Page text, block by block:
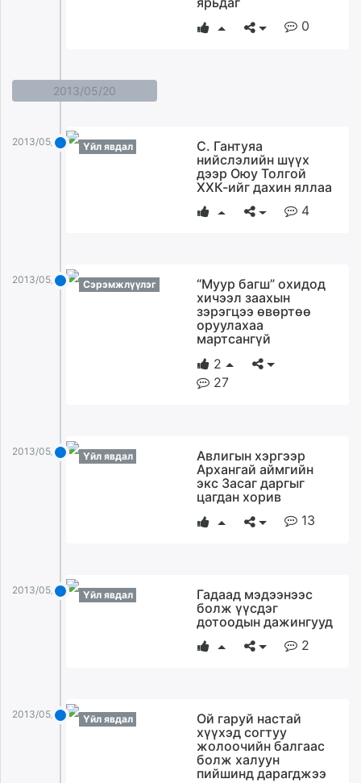
24tsag.mn
eagle.mn
ergelt.mn
urlag.mn
itoim.mn
unegui.mn
assa.mn
0
2013/05/20
2013/05/20 Үйл явдал
С. Гантуяа
нийслэлийн шүүх
дээр Оюу Толгой
ХХК-ийг дахин яллаа
4
2013/05/20 Сэрэмжлүүлэг
“Муур багш” охидод
хичээл заахын
зэрэгцээ өвөртөө
оруулахаа
мартсангүй
2
27
2013/05/20 Үйл явдал
Авлигын хэргээр
Архангай аймгийн
экс Засаг даргыг
цагдан хорив
13
2013/05/20 Үйл явдал
Гадаад мэдээнээс
болж үүсдэг
дотоодын дажингууд
2
2013/05/20 Үйл явдал
Ой гаруй настай
хүүхэд согтуу
жолоочийн балгаас
болж халуун
пийшинд дарагджээ